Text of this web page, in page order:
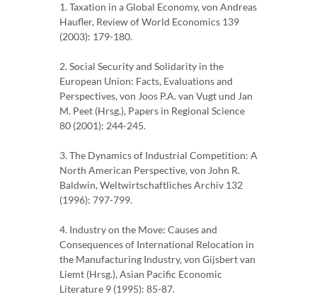
1. Taxation in a Global Economy, von Andreas
Haufler, Review of World Economics 139
(2003): 179-180.
2. Social Security and Solidarity in the
European Union: Facts, Evaluations and
Perspectives, von Joos P.A. van Vugt und Jan
M. Peet (Hrsg.), Papers in Regional Science
80 (2001): 244-245.
3. The Dynamics of Industrial Competition: A
North American Perspective, von John R.
Baldwin, Weltwirtschaftliches Archiv 132
(1996): 797-799.
4. Industry on the Move: Causes and
Consequences of International Relocation in
the Manufacturing Industry, von Gijsbert van
Liemt (Hrsg.), Asian Pacific Economic
Literature 9 (1995): 85-87.